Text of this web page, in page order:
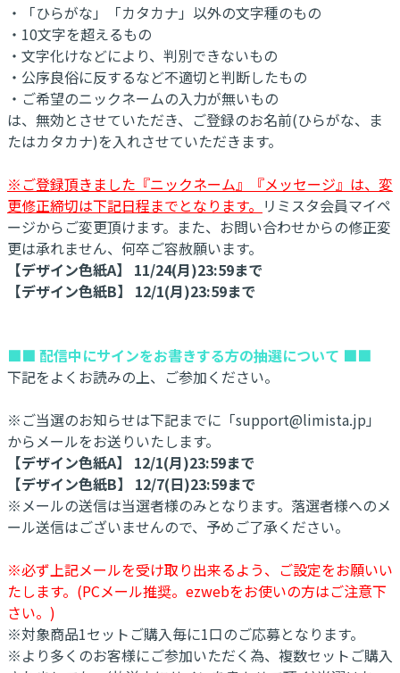
・「ひらがな」「カタカナ」以外の文字種のもの
・10文字を超えるもの
・文字化けなどにより、判別できないもの
・公序良俗に反するなど不適切と判断したもの
・ご希望のニックネームの入力が無いもの
は、無効とさせていただき、ご登録のお名前(ひらがな、ま
たはカタカナ)を入れさせていただきます。
※ご登録頂きました『ニックネーム』『メッセージ』は、変
更修正締切は下記日程までとなります。 リミスタ会員マイペ
ージからご変更頂けます。また、お問い合わせからの修正変
更は承れません、何卒ご容赦願います。
【デザイン色紙A】 11/24(月)23:59まで
【デザイン色紙B】 12/1(月)23:59まで
■■ 配信中にサインをお書きする方の抽選について ■■
下記をよくお読みの上、ご参加ください。
※ご当選のお知らせは下記までに「support@limista.jp」
からメールをお送りいたします。
【デザイン色紙A】 12/1(月)23:59まで
【デザイン色紙B】 12/7(日)23:59まで
※メールの送信は当選者様のみとなります。落選者様へのメ
ール送信はございませんので、予めご了承ください。
※必ず上記メールを受け取り出来るよう、ご設定をお願いい
たします。(PCメール推奨。ezwebをお使いの方はご注意下
さい。)
※対象商品1セットご購入毎に1口のご応募となります。
※より多くのお客様にご参加いただく為、複数セットご購入